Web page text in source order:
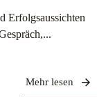
Erfolgsaussichten
Mehr lesen